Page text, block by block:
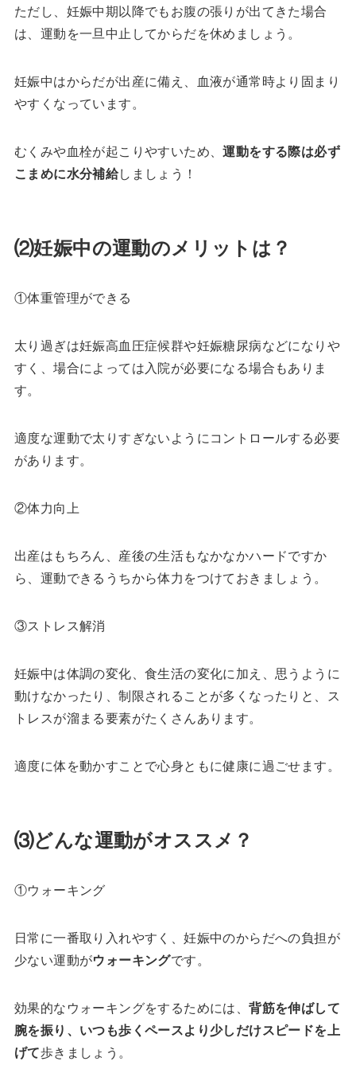
ただし、妊娠中期以降でもお腹の張りが出てきた場合
は、運動を一旦中止してからだを休めましょう。
妊娠中はからだが出産に備え、血液が通常時より固まり
やすくなっています。
むくみや血栓が起こりやすいため、運動をする際は必ず
こまめに水分補給しましょう！
⑵妊娠中の運動のメリットは？
①体重管理ができる
太り過ぎは妊娠高血圧症候群や妊娠糖尿病などになりや
すく、場合によっては入院が必要になる場合もありま
す。
適度な運動で太りすぎないようにコントロールする必要
があります。
②体力向上
出産はもちろん、産後の生活もなかなかハードですか
ら、運動できるうちから体力をつけておきましょう。
③ストレス解消
妊娠中は体調の変化、食生活の変化に加え、思うように
動けなかったり、制限されることが多くなったりと、ス
トレスが溜まる要素がたくさんあります。
適度に体を動かすことで心身ともに健康に過ごせます。
⑶どんな運動がオススメ？
①ウォーキング
日常に一番取り入れやすく、妊娠中のからだへの負担が
少ない運動がウォーキングです。
効果的なウォーキングをするためには、背筋を伸ばして
腕を振り、いつも歩くペースより少しだけスピードを上
げて歩きましょう。